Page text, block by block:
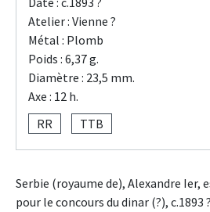
Atelier : Vienne ?
Métal : Plomb
Poids : 6,37 g.
Diamètre : 23,5 mm.
Axe : 12 h.
RR
TTB
Serbie (royaume de), Alexandre Ier,
pour le concours du dinar (?), c.1893